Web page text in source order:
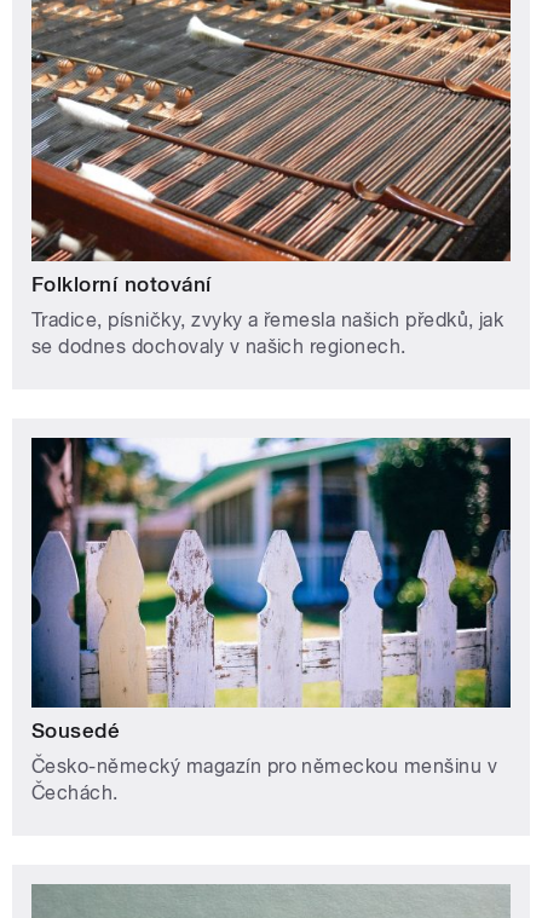
Folklorní notování
Tradice, písničky, zvyky a řemesla našich předků, jak
se dodnes dochovaly v našich regionech.
Sousedé
Česko-německý magazín pro německou menšinu v
Čechách.